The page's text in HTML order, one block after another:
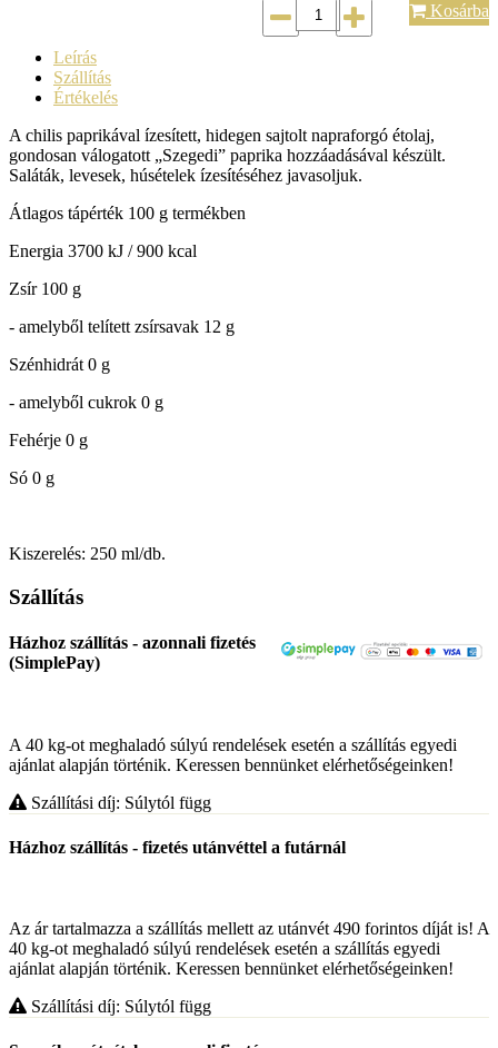
Kosárba
Leírás
Szállítás
Értékelés
A chilis paprikával ízesített, hidegen sajtolt napraforgó étolaj,
gondosan válogatott „Szegedi” paprika hozzáadásával készült.
Saláták, levesek, húsételek ízesítéséhez javasoljuk.
Átlagos tápérték 100 g termékben
Energia 3700 kJ / 900 kcal
Zsír 100 g
- amelyből telített zsírsavak 12 g
Szénhidrát 0 g
- amelyből cukrok 0 g
Fehérje 0 g
Só 0 g
Kiszerelés: 250 ml/db.
Szállítás
Házhoz szállítás - azonnali fizetés
(SimplePay)
A 40 kg-ot meghaladó súlyú rendelések esetén a szállítás egyedi
ajánlat alapján történik. Keressen bennünket elérhetőségeinken!
Szállítási díj: Súlytól függ
Házhoz szállítás - fizetés utánvéttel a futárnál
Az ár tartalmazza a szállítás mellett az utánvét 490 forintos díját is! A
40 kg-ot meghaladó súlyú rendelések esetén a szállítás egyedi
ajánlat alapján történik. Keressen bennünket elérhetőségeinken!
Szállítási díj: Súlytól függ